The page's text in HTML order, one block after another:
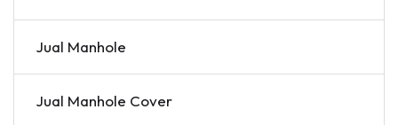
Jual Manhole
Jual Manhole Cover